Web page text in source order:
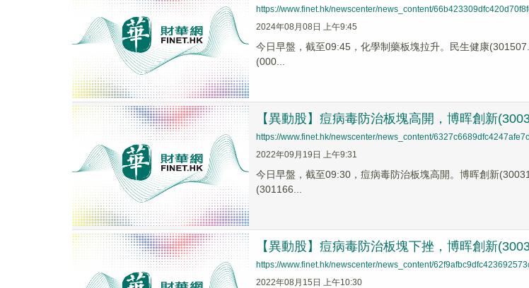
https://www.finet.hk/newscenter/news_content/
2024年08月08日 上午9:45
今日早盤，截至09:45，化學制藥板塊拉升。民生健康
(000...
【異動股】痘病毒防治板塊高開，博晖創新
https://www.finet.hk/newscenter/news_content/
2022年09月19日 上午9:31
今日早盤，截至09:30，痘病毒防治板塊高開。博晖創新
(301166...
【異動股】痘病毒防治板塊下挫，博晖創新
https://www.finet.hk/newscenter/news_content/
2022年08月15日 上午10:30